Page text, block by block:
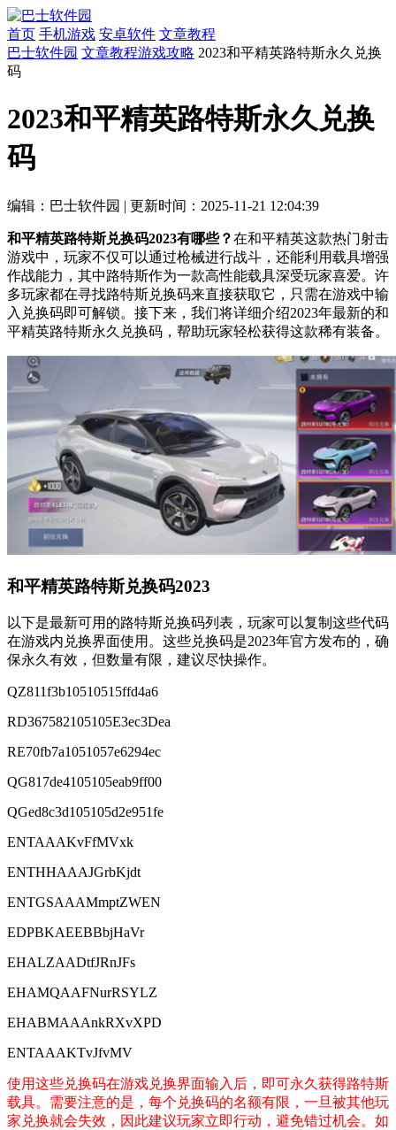
首页 手机游戏 安卓软件 文章教程
巴士软件园 文章教程游戏攻略 2023和平精英路特斯永久兑换
码
2023和平精英路特斯永久兑换
码
编辑：巴士软件园 | 更新时间：2025-11-21 12:04:39
和平精英路特斯兑换码2023有哪些？在和平精英这款热门射击
游戏中，玩家不仅可以通过枪械进行战斗，还能利用载具增强
作战能力，其中路特斯作为一款高性能载具深受玩家喜爱。许
多玩家都在寻找路特斯兑换码来直接获取它，只需在游戏中输
入兑换码即可解锁。接下来，我们将详细介绍2023年最新的和
平精英路特斯永久兑换码，帮助玩家轻松获得这款稀有装备。
和平精英路特斯兑换码2023
以下是最新可用的路特斯兑换码列表，玩家可以复制这些代码
在游戏内兑换界面使用。这些兑换码是2023年官方发布的，确
保永久有效，但数量有限，建议尽快操作。
QZ811f3b10510515ffd4a6
RD367582105105E3ec3Dea
RE70fb7a1051057e6294ec
QG817de4105105eab9ff00
QGed8c3d105105d2e951fe
ENTAAAKvFfMVxk
ENTHHAAAJGrbKjdt
ENTGSAAAMmptZWEN
EDPBKAEEBBbjHaVr
EHALZAADtfJRnJFs
EHAMQAAFNurRSYLZ
EHABMAAAnkRXvXPD
ENTAAAKTvJfvMV
使用这些兑换码在游戏兑换界面输入后，即可永久获得路特斯
载具。需要注意的是，每个兑换码的名额有限，一旦被其他玩
家兑换就会失效，因此建议玩家立即行动，避免错过机会。如